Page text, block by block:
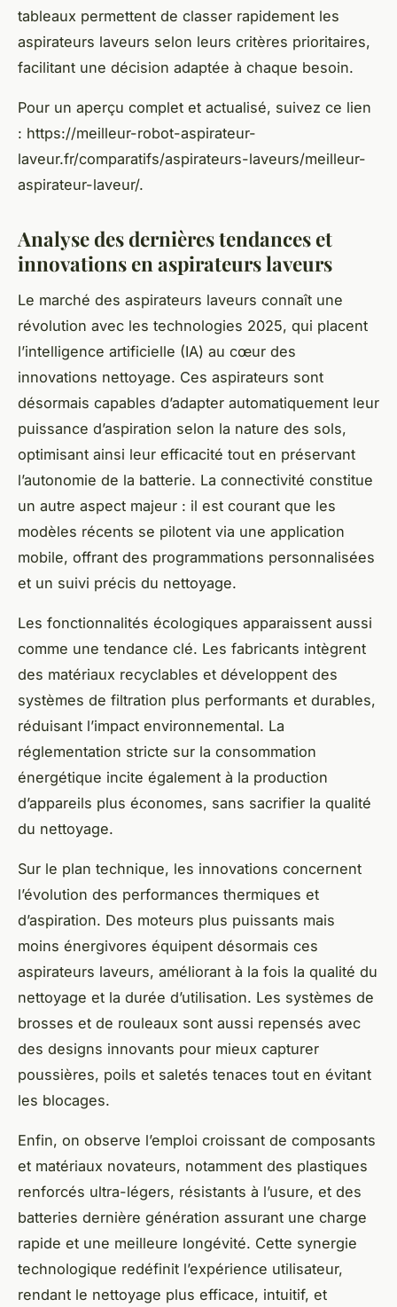
tableaux permettent de classer rapidement les
aspirateurs laveurs selon leurs critères prioritaires,
facilitant une décision adaptée à chaque besoin.
Pour un aperçu complet et actualisé, suivez ce lien
: https://meilleur-robot-aspirateur-
laveur.fr/comparatifs/aspirateurs-laveurs/meilleur-
aspirateur-laveur/.
Analyse des dernières tendances et
innovations en aspirateurs laveurs
Le marché des aspirateurs laveurs connaît une
révolution avec les technologies 2025, qui placent
l’intelligence artificielle (IA) au cœur des
innovations nettoyage. Ces aspirateurs sont
désormais capables d’adapter automatiquement leur
puissance d’aspiration selon la nature des sols,
optimisant ainsi leur efficacité tout en préservant
l’autonomie de la batterie. La connectivité constitue
un autre aspect majeur : il est courant que les
modèles récents se pilotent via une application
mobile, offrant des programmations personnalisées
et un suivi précis du nettoyage.
Les fonctionnalités écologiques apparaissent aussi
comme une tendance clé. Les fabricants intègrent
des matériaux recyclables et développent des
systèmes de filtration plus performants et durables,
réduisant l’impact environnemental. La
réglementation stricte sur la consommation
énergétique incite également à la production
d’appareils plus économes, sans sacrifier la qualité
du nettoyage.
Sur le plan technique, les innovations concernent
l’évolution des performances thermiques et
d’aspiration. Des moteurs plus puissants mais
moins énergivores équipent désormais ces
aspirateurs laveurs, améliorant à la fois la qualité du
nettoyage et la durée d’utilisation. Les systèmes de
brosses et de rouleaux sont aussi repensés avec
des designs innovants pour mieux capturer
poussières, poils et saletés tenaces tout en évitant
les blocages.
Enfin, on observe l’emploi croissant de composants
et matériaux novateurs, notamment des plastiques
renforcés ultra-légers, résistants à l’usure, et des
batteries dernière génération assurant une charge
rapide et une meilleure longévité. Cette synergie
technologique redéfinit l’expérience utilisateur,
rendant le nettoyage plus efficace, intuitif, et